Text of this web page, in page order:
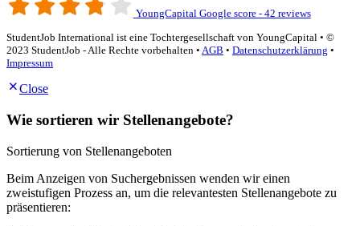
YoungCapital Google score - 42 reviews
StudentJob International ist eine Tochtergesellschaft von YoungCapital • ©
2023 StudentJob - Alle Rechte vorbehalten • AGB • Datenschutzerklärung •
Impressum
Close
Wie sortieren wir Stellenangebote?
Sortierung von Stellenangeboten
Beim Anzeigen von Suchergebnissen wenden wir einen
zweistufigen Prozess an, um die relevantesten Stellenangebote zu
präsentieren: